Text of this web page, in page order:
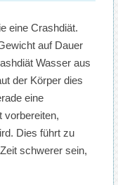
eine Crashdiät.
auf Dauer
Wasser aus
der Körper dies
eine
vorbereiten,
Dies führt zu
schwerer sein,